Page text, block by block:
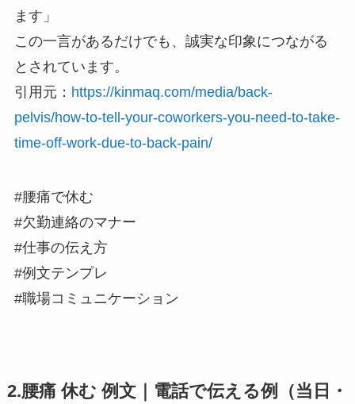
ます」
この一言があるだけでも、誠実な印象につながる
とされています。
引用元： https://kinmaq.com/media/back-
pelvis/how-to-tell-your-coworkers-you-need-to-take-
time-off-work-due-to-back-pain/
#腰痛で休む
#欠勤連絡のマナー
#仕事の伝え方
#例文テンプレ
#職場コミュニケーション
2.腰痛 休む 例文｜電話で伝える例（当日・